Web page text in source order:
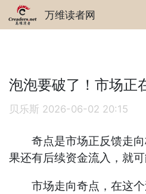
万维读者网
泡泡要破了！市场正
贝乐斯 2026-06-02 20:15
奇点是市场正反馈走向
果还有后续资金流入，就
市场走向奇点，在这个